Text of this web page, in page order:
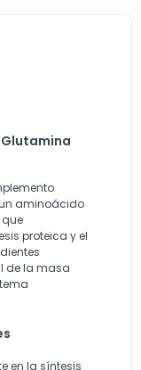
Glutamina
aminoácido
que
proteica y el
de la masa
en la síntesis